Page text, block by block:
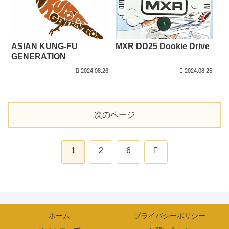
ASIAN KUNG-FU
GENERATION
2024.08.26
MXR DD25 Dookie Drive
2024.08.25
次のページ
1 2 6 次
ホーム
プライバシーポリシー